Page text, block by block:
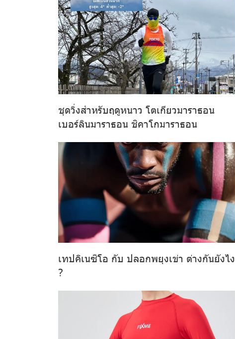
ชุดวิ่งสำหรับฤดูหนาว โตเกียวมาราธอน
เบอร์ลินมาราธอน ชิคาโกมาราธอน
เทปคิเนซิโอ กับ ปลอกพยุงเข่า ต่างกันยังไง
?